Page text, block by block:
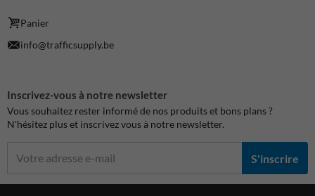
Panier
info@trafficsupply.be
Inscrivez-vous à notre newsletter
Vous souhaitez rester informé de nos produits et bons plans ?
N'hésitez plus et inscrivez vous à notre newsletter.
S'inscrire